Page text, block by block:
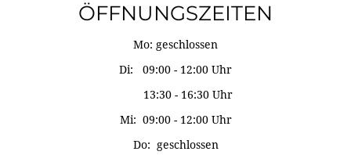
ÖFFNUNGSZEITEN
Mo: geschlossen
Di: 09:00 - 12:00 Uhr
13:30 - 16:30 Uhr
Mi: 09:00 - 12:00 Uhr
Do: geschlossen